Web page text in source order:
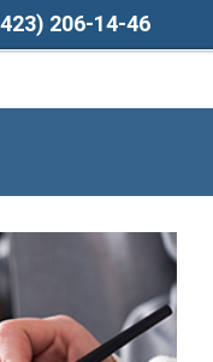
206-14-46